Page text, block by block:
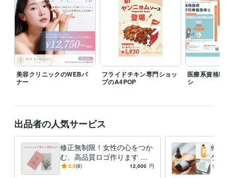
イラストレーター・漫画家 / イラストレーター 経験年数 : 5年
資格・検定
日本化粧品検定2級 取得年 : 2023年
ビジネス・クリエイティブツール
Adobe Photoshop:7年Adobe Illustrator:7年
得意分野
学歴
東洋美術学校 2018年3月 ~ 2020年2月
語学力
日常会話レベル
美容クリニックのWEBバ
ナー
フライドチキン専門ショッ
プのA4POP
医療系資格制
シ
出品者の人気サービス
修正無制限！女性の心をつか
む、高品質ロゴ作ります プ
ロのデザイナーが丁寧にご提
5.0(8) 12,000 円
修正
ケー
スメ